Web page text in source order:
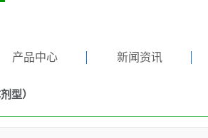
产品中心
广西克霉鲜来（KMXL）®-丙酸铵（液体剂型）
新闻资讯
行业新闻
型）